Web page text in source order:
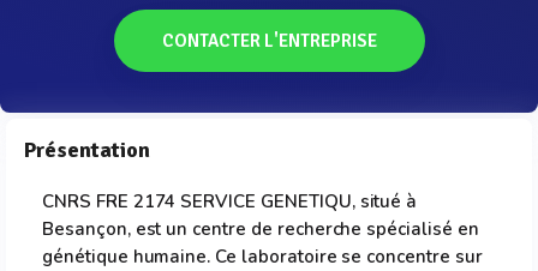
CONTACTER L'ENTREPRISE
Présentation
CNRS FRE 2174 SERVICE GENETIQU, situé à
Besançon, est un centre de recherche spécialisé en
génétique humaine. Ce laboratoire se concentre sur